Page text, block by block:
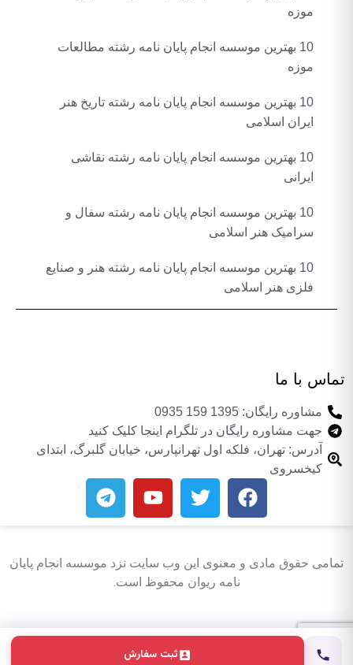
ثبت سفارش
موزه
10 بهترین موسسه انجام پایان نامه رشته مطالعات
موزه
10 بهترین موسسه انجام پایان نامه رشته تاریخ هنر
ایران اسلامی
10 بهترین موسسه انجام پایان نامه رشته نقاشی
ایرانی
10 بهترین موسسه انجام پایان نامه رشته سفال و
سرامیک هنر اسلامی
10 بهترین موسسه انجام پایان نامه رشته هنر و صنایع
فلزی هنر اسلامی
تماس با ما
مشاوره رایگان: 1395 159 0935
جهت مشاوره رایگان در تلگرام اینجا کلیک کنید
آدرس: تهران، فلکه اول تهرانپارس، خیابان گلبرگ، ابتدای
کیخسروی
تمامی حقوق مادی و معنوی این وب سایت نزد موسسه انجام پایان
نامه ریوان محفوظ است.